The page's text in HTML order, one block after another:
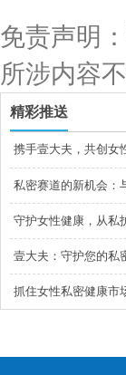
免责声明
所涉内容
精彩推送
携手壹大夫，共创女
私密赛道的新机会：
守护女性健康，从
壹大夫：守护您的私
抓住女性私密健康市